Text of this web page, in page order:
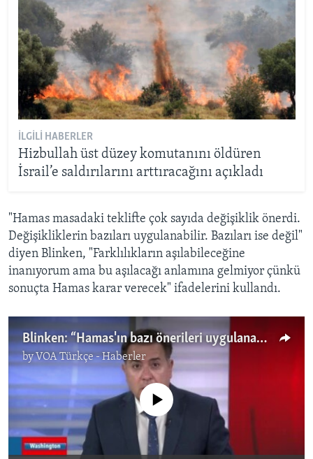
İLGILI HABERLER
Hizbullah üst düzey komutanını öldüren
İsrail’e saldırılarını arttıracağını açıkladı
"Hamas masadaki teklifte çok sayıda değişiklik önerdi.
Değişikliklerin bazıları uygulanabilir. Bazıları ise değil"
diyen Blinken, "Farklılıkların aşılabileceğine
inanıyorum ama bu aşılacağı anlamına gelmiyor çünkü
sonuçta Hamas karar verecek" ifadelerini kullandı.
Blinken: “Hamas'ın bazı önerileri uygulanamaz ancak ateşkes çalışmaları sürecek”
byVOA Türkçe - Haberler
No media source currently available